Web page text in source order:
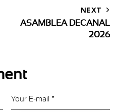
NEXT
ASAMBLEA DECANAL
2026